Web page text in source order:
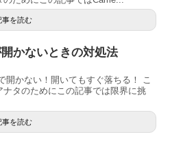
事を読む
かないときの対処法
開かない！開いてもすぐ落ちる！ こ
タのためにこの記事では限界に挑
事を読む